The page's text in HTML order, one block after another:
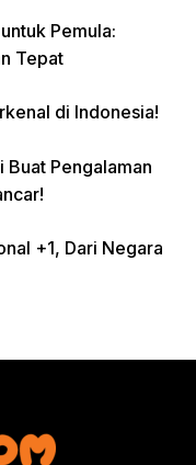
Pemula:
Tepat
di Indonesia!
Buat Pengalaman
+1, Dari Negara